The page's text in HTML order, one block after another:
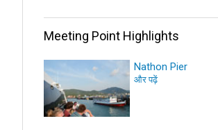
Meeting Point Highlights
Nathon Pier
और पढ़ें